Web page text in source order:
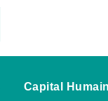
Capital Humain